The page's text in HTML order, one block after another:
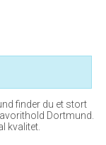
finder du et stort
Dortmund.
kvalitet.